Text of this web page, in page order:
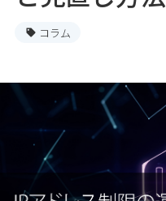
コラム